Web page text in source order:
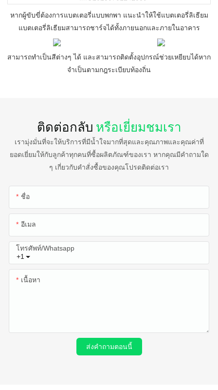
หากผู้ขับขี่ต้องการแบตเตอรี่แบบพกพา แนะนำให้ใช้แบตเตอรี่ลิเธียม
แบตเตอรี่ลิเธียมสามารถชาร์จได้ทั้งภายนอกและภายในอาคาร
สามารถทำเป็นสีต่างๆ ได้ และสามารถติดตั้งอุปกรณ์ช่วยเหยียบได้หาก
จำเป็นตามกฎระเบียบท้องถิ่น
ติดต่อกลับ หรือเยี่ยมชมเรา
เรามุ่งมั่นที่จะให้บริการที่มีน้ำใจมากที่สุดและคุณภาพและคุณค่าที่
ยอดเยี่ยมให้กับลูกค้าทุกคนที่ซื้อผลิตภัณฑ์ของเรา หากคุณมีคำถามใด
ๆ เกี่ยวกับคำสั่งซื้อของคุณโปรดติดต่อเรา
ชื่อ
อีเมล
+1
โทรศัพท์/whatsapp
เนื้อหา
ส่งคำถามตอนนี้